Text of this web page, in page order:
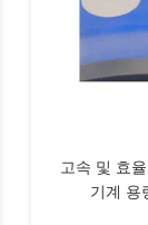
고속 및 효
기계 용